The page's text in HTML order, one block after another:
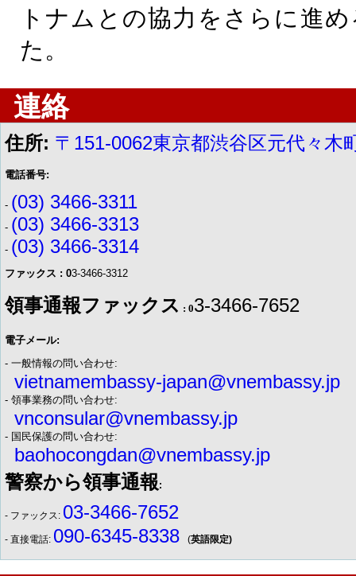
トナムとの協力をさらに進
た。
連絡
住所: 〒151-0062東京都渋谷区元代々木
電話番号:
- (03) 3466-3311
- (03) 3466-3313
- (03) 3466-3314
ファックス : 03-3466-3312
領事通報ファックス : 03-3466-7652
電子メール:
- 一般情報の問い合わせ:
vietnamembassy-japan@vnembassy.jp
- 領事業務の問い合わせ:
vnconsular@vnembassy.jp
- 国民保護の問い合わせ:
baohocongdan@vnembassy.jp
警察から領事通報:
- ファックス: 03-3466-7652
- 直接電話: 090-6345-8338 (英語限定)